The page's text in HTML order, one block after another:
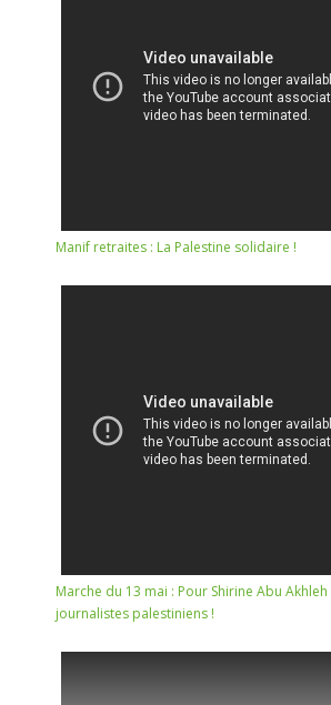
Manif retraites : La Palestine solidaire !
Marche du 13 mai : Pour Shirine Abu
journalistes palestiniens !